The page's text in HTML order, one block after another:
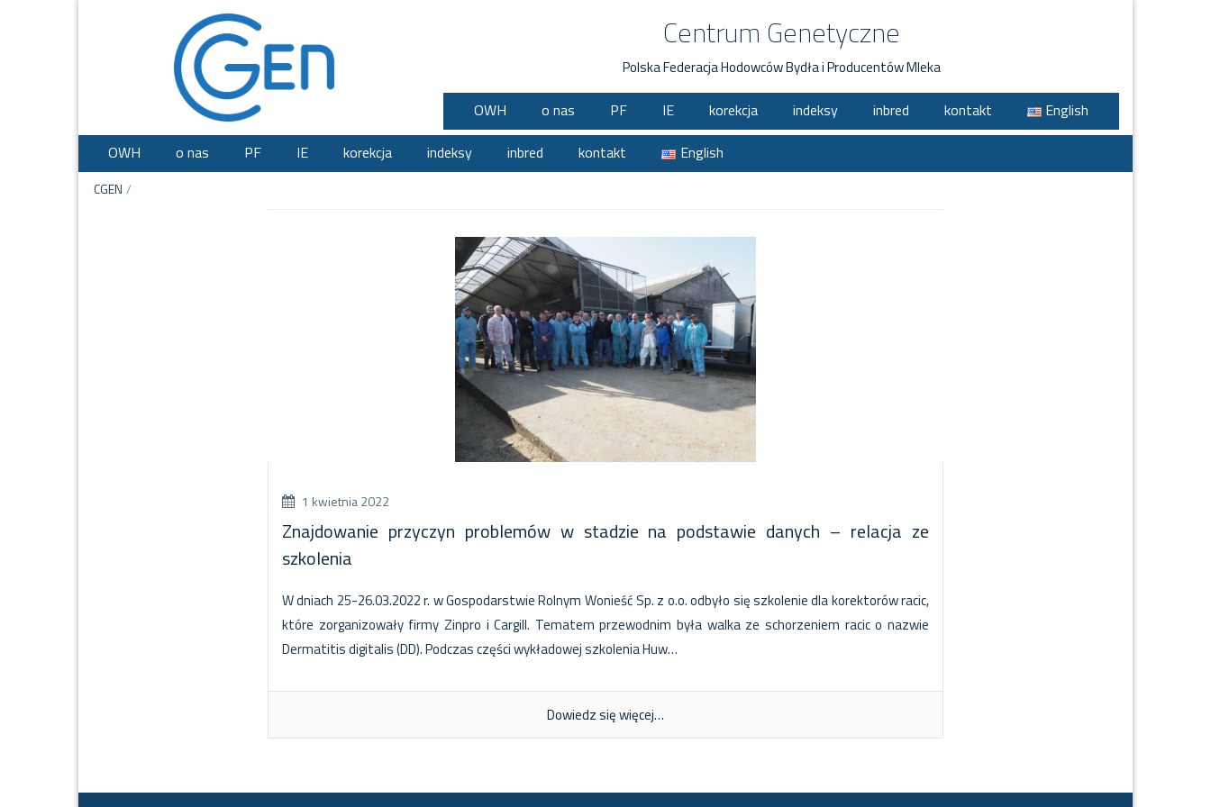
Centrum Genetyczne
Polska Federacja Hodowców Bydła i Producentów Mleka
OWH o nas PF IE korekcja indeksy inbred kontakt
English
OWH
o nas PF IE korekcja indeksy inbred kontakt English
CGEN /
1 kwietnia 2022
Znajdowanie przyczyn problemów w stadzie na podstawie danych – relacja ze
szkolenia
W dniach 25-26.03.2022 r. w Gospodarstwie Rolnym Wonieść Sp. z o.o. odbyło się szkolenie dla korektorów racic,
które zorganizowały firmy Zinpro i Cargill. Tematem przewodnim była walka ze schorzeniem racic o nazwie
Dermatitis digitalis (DD). Podczas części wykładowej szkolenia Huw…
Dowiedz się więcej…